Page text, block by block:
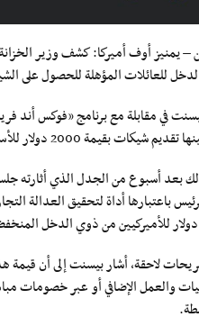
– يمنيز أوف أميركا: كشف وزير
المؤهلة للحصول على الشيك الجمركي البالغ 2000 دولار
في مقابلة مع برنامج «فوكس أند
بقيمة 2000 دولار للأسر ذات الدخل دون ستة أرقام».
بعد أسبوع من الجدل الذي أثارته
باعتبارها أداة لتحقيق العدالة
لاحقة، أشار بيسنت إلى أن
والعمل الإضافي أو عبر خصومات